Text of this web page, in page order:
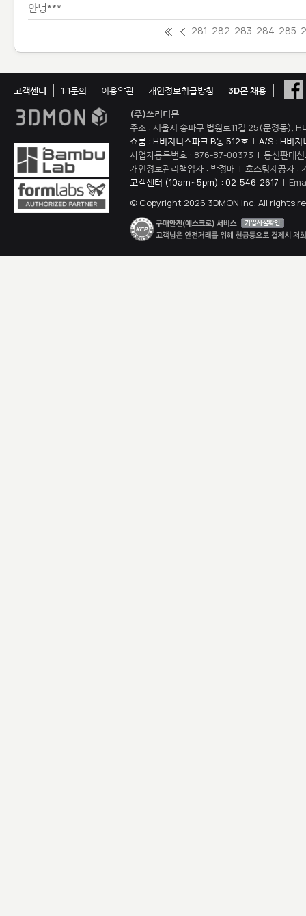
안녕***
281 282 283 284 285
고객센터 1:1문의 이용약관 개인정보취급방침
3D몬 채용
(주)쓰리디몬
주소 : 서울시 송파구 법원로11길 25(문정동),
쇼룸 : H비지니스파크 B동 512호 | A/S : H비지
사업자등록번호 : 876-87-00373 | 통신판매
개인정보관리책임자 : 박정배 | 호스팅제공자 :
고객센터 (10am~5pm) : 02-546-2617 |
© Copyright 2026 3DMON Inc. All rights